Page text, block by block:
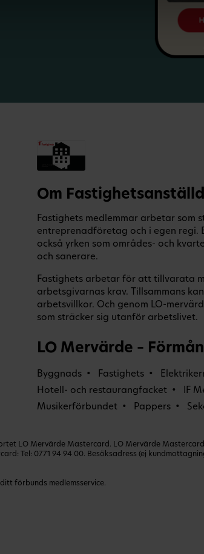
Om
Fastighets medlemmar arbetar som
entreprenadföretag och i egen regi.
också yrken som områdes- och
och sanerare.
Fastighets arbetar för att tillvarata
arbetsgivarnas krav. Tillsammans
arbetsvillkor. Och genom LO-
som sträcker sig utanför arbetslivet.
LO Mervärde –
Byggnads Fastighets
Hotell- och restaurangfacket
IF
Musikerförbundet
Pappers
LO Mervärde Mastercard. LO Mervärde
Tel: 0771 94 94 00. Besöksadress (ej
förbunds medlemsservice.